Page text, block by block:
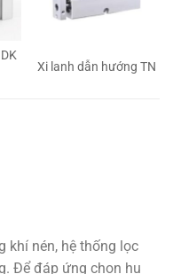
Xi lanh dẫn hướng TN
khí nén, hệ thống lọc
Để đáp ứng chon hu